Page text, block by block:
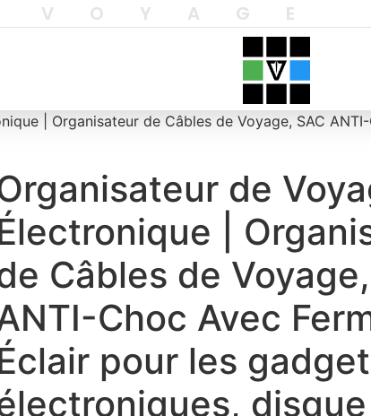
VOYAGE
| Organisateur de Câbles de Voyage, SAC
de
|
Câbles de
Choc Avec
pour les